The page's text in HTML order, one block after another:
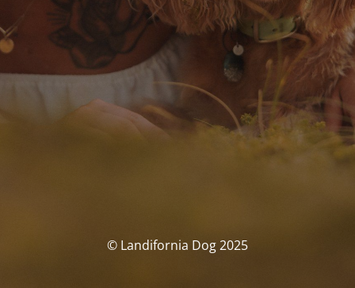
© Landifornia Dog 2025